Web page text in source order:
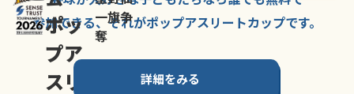
ポッ
プア
スリ
一旗争
奪
参加できる、それがポップアスリートカップです。
詳細をみる